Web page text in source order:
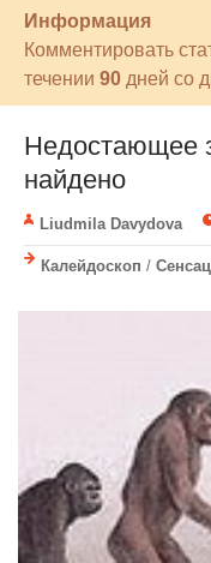
Информация
Комментировать
течении 90 дней со
Недостающее
найдено
Liudmila Davydova
Калейдоскоп /